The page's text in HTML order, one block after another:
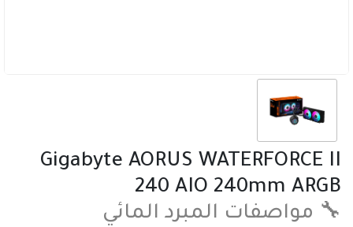
Gigabyte AORUS WATERFORCE II
240 AIO 240mm ARGB
🔧 مواصفات المبرد المائي